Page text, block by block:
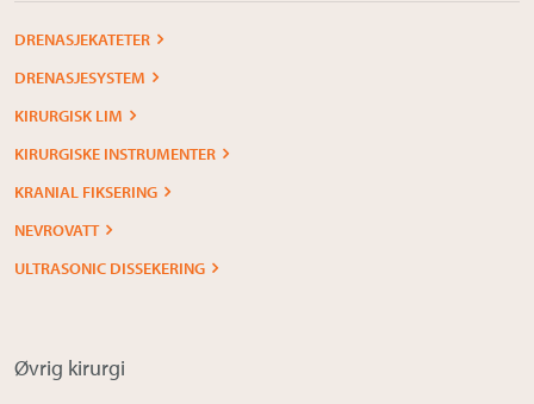
DRENASJEKATETER
DRENASJESYSTEM
KIRURGISK LIM
KIRURGISKE INSTRUMENTER
KRANIAL FIKSERING
NEVROVATT
ULTRASONIC DISSEKERING
Øvrig kirurgi